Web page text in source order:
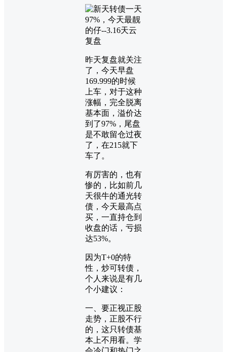
昨天复盘就关注
了，今天早盘
169.999的时候
上车，对于这种
涨幅，完全脱离
基本面，溢价达
到了97%，尾盘
是不敢留仓过夜
了，在215就下
车了。
有厉害的，也有
惨的，比如前几
天很牛的通光转
债，今天最高点
买，一直持仓到
收盘的话，亏损
达53%。
因为T+0的特
性，炒可转债，
个人来说是有几
个小建议：
一、要正视正股
走势，正股不行
的，这只转债基
本上不用看。学